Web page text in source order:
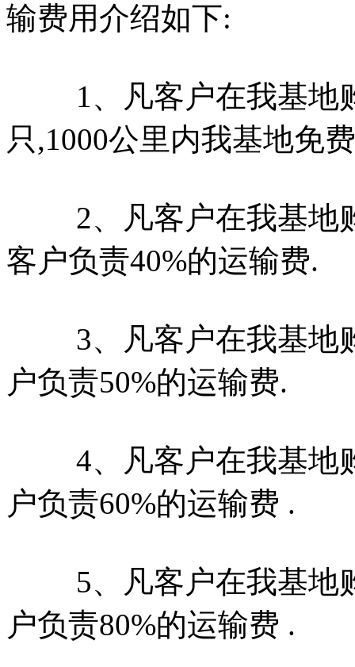
输费用介绍如下:
1、凡客户在我基地购
只,1000公里内我基地免
2、凡客户在我基地购
客户负责40%的运输费.
3、凡客户在我基地购
户负责50%的运输费.
4、凡客户在我基地购
户负责60%的运输费 .
5、凡客户在我基地购
户负责80%的运输费 .